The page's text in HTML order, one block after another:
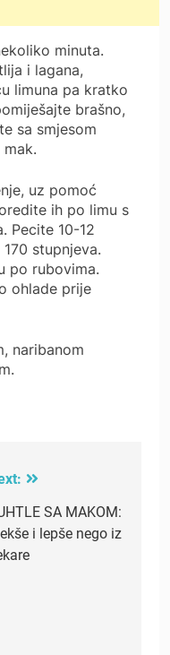
minuta.
i lagana,
limuna pa kratko
brašno,
sa smjesom
uz pomoć
ih po limu s
Pecite 10-12
stupnjeva.
po rubovima.
ohlade prije
naribanom
SA MAKOM:
i lepše nego iz